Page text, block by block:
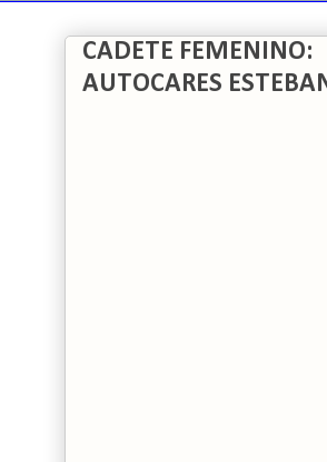
CADETE FEMENINO:
AUTOCARES